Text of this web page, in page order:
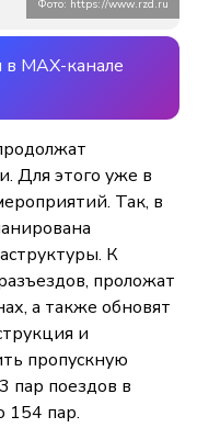
Фото: https://www.rzd.ru
MAX-канале
Для этого уже в
Так, в
К
проложат
а также обновят
и
пропускную
пар поездов в
154 пар.